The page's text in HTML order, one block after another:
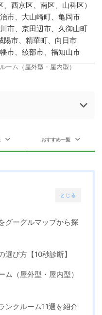
、西京区、南区、山科区）
市、大山崎町、亀岡市
市、京田辺市、久御山町
陽市、精華町、向日市
市、綾部市、福知山市
ーム（屋外型・屋内型）
おすすめ一覧
とじる
グーグルマップから探
び方【10秒診断】
（屋外型・屋内型）
ンクルーム11選を紹介